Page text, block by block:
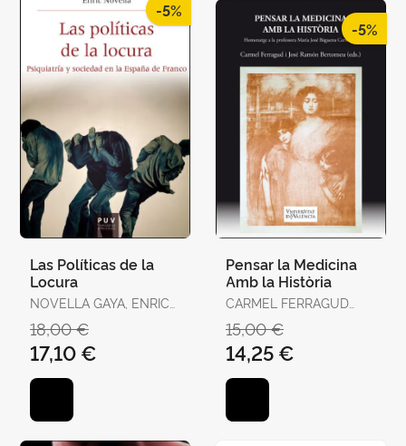
-5%
Las Políticas de la
Locura
NOVELLA GAYA, ENRIC
18,00 €
17,10 €
-5%
Pensar la Medicina
Amb la Història
CARMEL FERRAGUD
RAMÓN BERTOMEU
SÁNCHEZ
15,00 €
14,25 €